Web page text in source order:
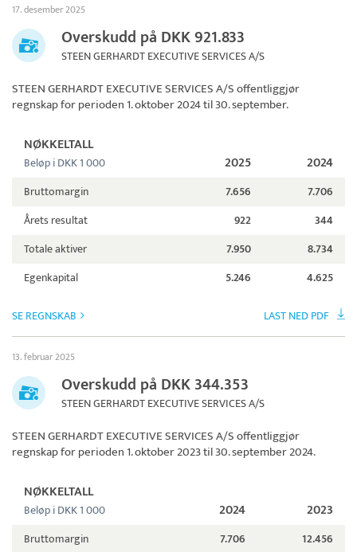
17. desember 2025
Overskudd på DKK 921.833
STEEN GERHARDT EXECUTIVE SERVICES A/S
STEEN GERHARDT EXECUTIVE SERVICES A/Soffentliggjør
regnskap for perioden 1. oktober 2024 til 30. september.
NØKKELTALL
Beløp i DKK 1 000 2025 2024
Bruttomargin 7.656
7.706
Årets resultat
922
344
Totale aktiver
7.950
8.734
Egenkapital
5.246 4.625
SE REGNSKAB LAST NED PDF
13. februar 2025
Overskudd på DKK 344.353
STEEN GERHARDT EXECUTIVE SERVICES A/S
STEEN GERHARDT EXECUTIVE SERVICES A/Soffentliggjør
regnskap for perioden 1. oktober 2023 til 30. september 2024.
NØKKELTALL
Beløp i DKK 1 000 2024 2023
Bruttomargin 7.706
12.456